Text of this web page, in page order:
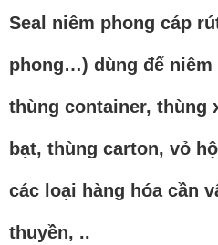
Seal niêm phong cáp
phong…) dùng để niêm
thùng container, thùng
bạt, thùng carton, vỏ
các loại hàng hóa cần
thuyền, ..